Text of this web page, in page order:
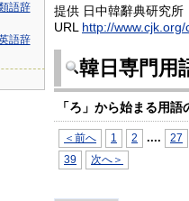
提供 日中韓辭典研究所
URL http://
韓日専門用
「ろ」から始まる用語
＜前へ 1 2 .... 27
39
次へ＞
語辞
語辞